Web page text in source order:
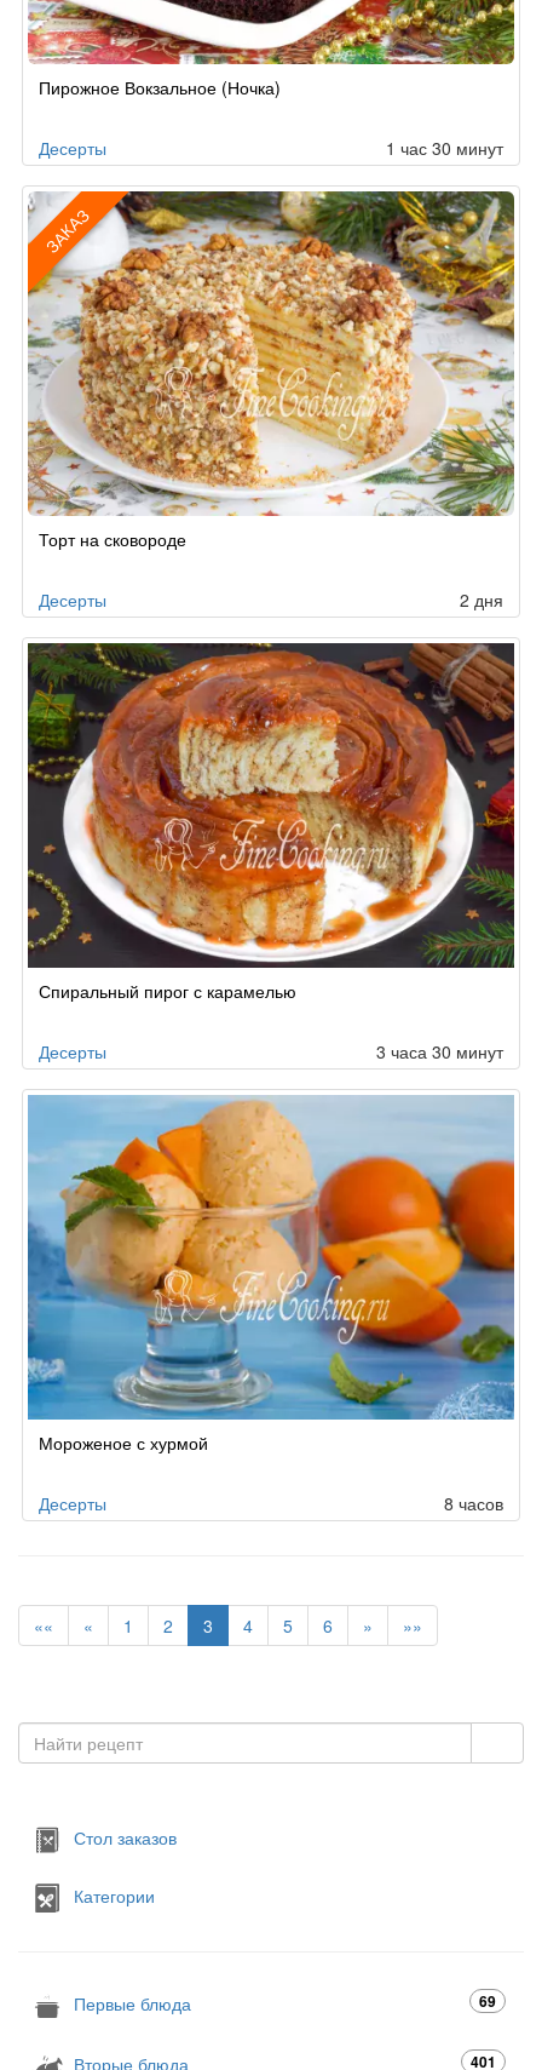
поПирожное Вокзальное (Ночка)
Десерты 1 час 30 минут
ЗАКАЗ
по
Торт на сковороде
Десерты 2 дня
Спиральный пирог с карамелью
Десерты 3 часа 30 минут
Мороженое с хурмой
Десерты 8 часов
«« « 1 2 3 4 5 6 » »»
Стол заказов
Категории
Первые блюда 69
Вторые блюда 401